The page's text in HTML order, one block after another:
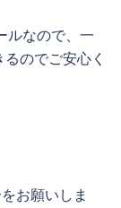
ルなので、一
のでご安心く
お願いしま